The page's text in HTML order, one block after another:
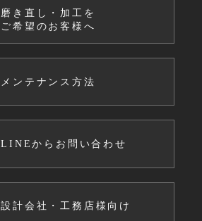
磨き直し・加工を
ご希望のお客様へ
メンテナンス方法
LINEからお問い合わせ
設計会社・工務店様向け